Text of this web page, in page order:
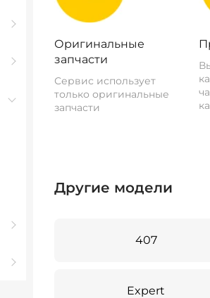
Оригинальные
запчасти
Сервис использует
только оригинальные
запчасти
Другие модели
407
Expert